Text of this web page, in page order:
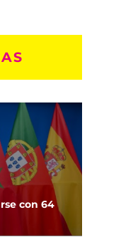
con 64